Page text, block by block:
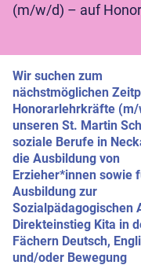
(m/w/d) – auf
Wir suchen zum
nächstmöglichen
Honorarlehrkräfte
unseren St. Martin
soziale Berufe in
die Ausbildung von
Erzieher*innen sowie
Ausbildung zur
Sozialpädagogischen
Direkteinstieg Kita in
Fächern Deutsch,
und/oder Bewegung